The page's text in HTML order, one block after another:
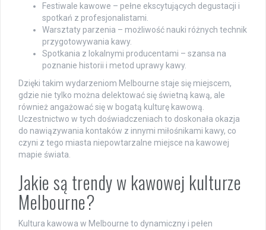
Festiwale kawowe – pełne ekscytujących degustacji i
spotkań z profesjonalistami.
Warsztaty parzenia – możliwość nauki różnych technik
przygotowywania kawy.
Spotkania z lokalnymi producentami – szansa na
poznanie historii i metod uprawy kawy.
Dzięki takim wydarzeniom Melbourne staje się miejscem,
gdzie nie tylko można delektować się świetną kawą, ale
również angażować się w bogatą kulturę kawową.
Uczestnictwo w tych doświadczeniach to doskonała okazja
do nawiązywania kontaków z innymi miłośnikami kawy, co
czyni z tego miasta niepowtarzalne miejsce na kawowej
mapie świata.
Jakie są trendy w kawowej kulturze
Melbourne?
Kultura kawowa w Melbourne to dynamiczny i pełen